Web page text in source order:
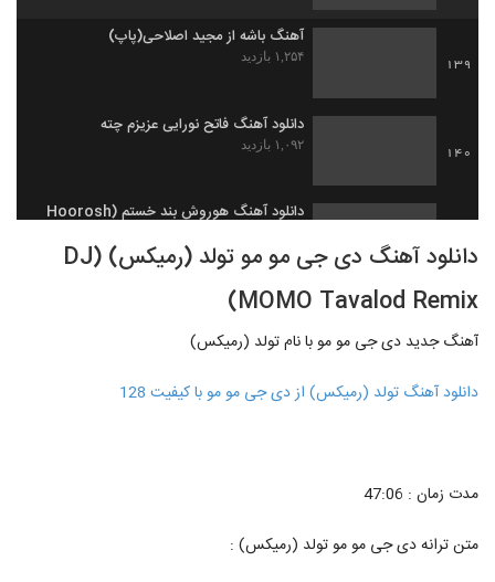
139
آهنگ باشه از مجید اصلاحی(پاپ)
۱,۲۵۴ بازدید
140
دانلود آهنگ فاتح نورایی عزیزم چته
۱,۰۹۲ بازدید
دانلود آهنگ هوروش بند خستم (Hoorosh
دانلود آهنگ وحید یگانه سن منیم سن
دانلود آهنگ دی جی مو مو تولد (رمیکس) (DJ
MOMO Tavalod Remix)
آهنگ جدید دی جی مو مو با نام تولد (رمیکس)
دانلود آهنگ تولد (رمیکس) از دی جی مو مو با کیفیت 128
مدت زمان : 47:06
متن ترانه دی جی مو مو تولد (رمیکس) :